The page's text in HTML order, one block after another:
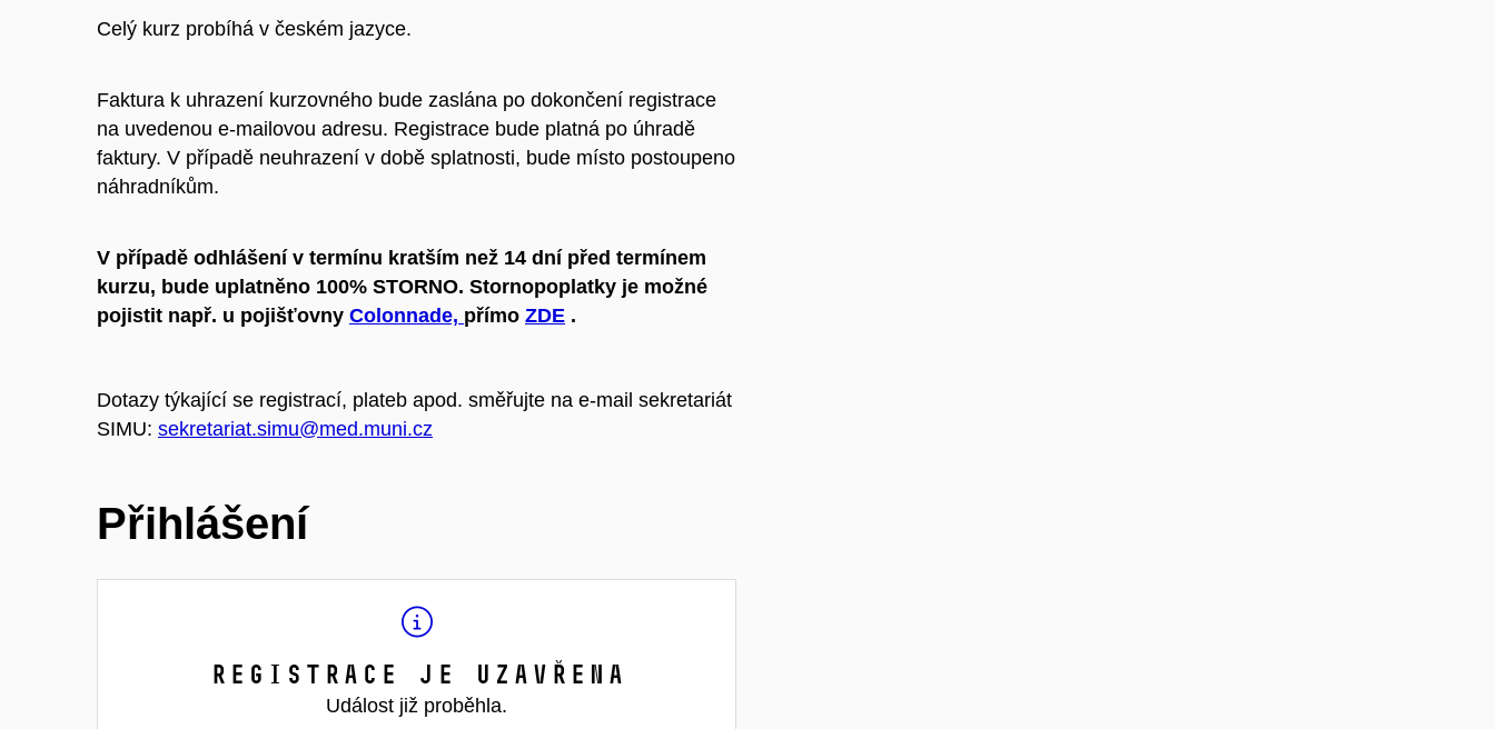
Celý kurz probíhá v českém jazyce.
Faktura k uhrazení kurzovného bude zaslána po dokončení registrace
na uvedenou e-mailovou adresu. Registrace bude platná po úhradě
faktury. V případě neuhrazení v době splatnosti, bude místo postoupeno
náhradníkům.
V případě odhlášení v termínu kratším než 14 dní před termínem
kurzu, bude uplatněno 100% STORNO. Stornopoplatky je možné
pojistit např. u pojišťovny Colonnade, přímo ZDE .
Dotazy týkající se registrací, plateb apod. směřujte na e-mail sekretariát
SIMU: sekretariat.simu@med.muni.cz
Přihlášení
Registrace je uzavřena
Událost již proběhla.